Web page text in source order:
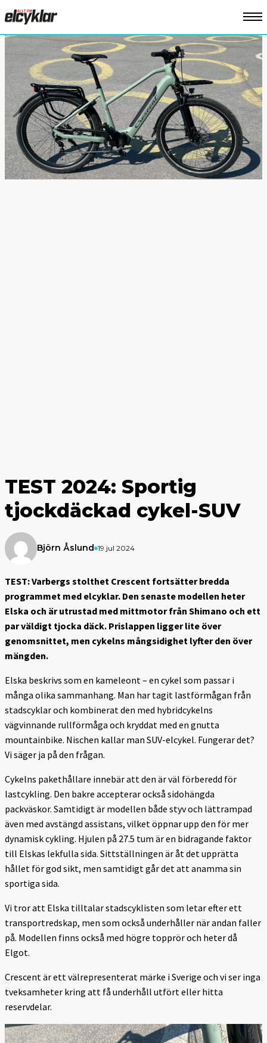
TEST 2024: Sportig
tjockdäckad cykel-SUV
Björn Åslund 19 jul 2024
TEST: Varbergs stolthet Crescent fortsätter bredda
programmet med elcyklar. Den senaste modellen heter
Elska och är utrustad med mittmotor från Shimano och ett
par väldigt tjocka däck. Prislappen ligger lite över
genomsnittet, men cykelns mångsidighet lyfter den över
mängden.
Elska beskrivs som en kameleont – en cykel som passar i
många olika sammanhang. Man har tagit lastförmågan från
stadscyklar och kombinerat den med hybridcykelns
vägvinnande rullförmåga och kryddat med en gnutta
mountainbike. Nischen kallar man SUV-elcykel. Fungerar det?
Vi säger ja på den frågan.
Cykelns pakethållare innebär att den är väl förberedd för
lastcykling. Den bakre accepterar också sidohängda
packväskor. Samtidigt är modellen både styv och lättrampad
även med avstängd assistans, vilket öppnar upp den för mer
dynamisk cykling. Hjulen på 27.5 tum är en bidragande faktor
till Elskas lekfulla sida. Sittställningen är åt det upprätta
hållet för god sikt, men samtidigt går det att anamma sin
sportiga sida.
Vi tror att Elska tilltalar stadscyklisten som letar efter ett
transportredskap, men som också underhåller när andan faller
på. Modellen finns också med högre topprör och heter då
Elgot.
Crescent är ett välrepresenterat märke i Sverige och vi ser inga
tveksamheter kring att få underhåll utfört eller hitta
reservdelar.